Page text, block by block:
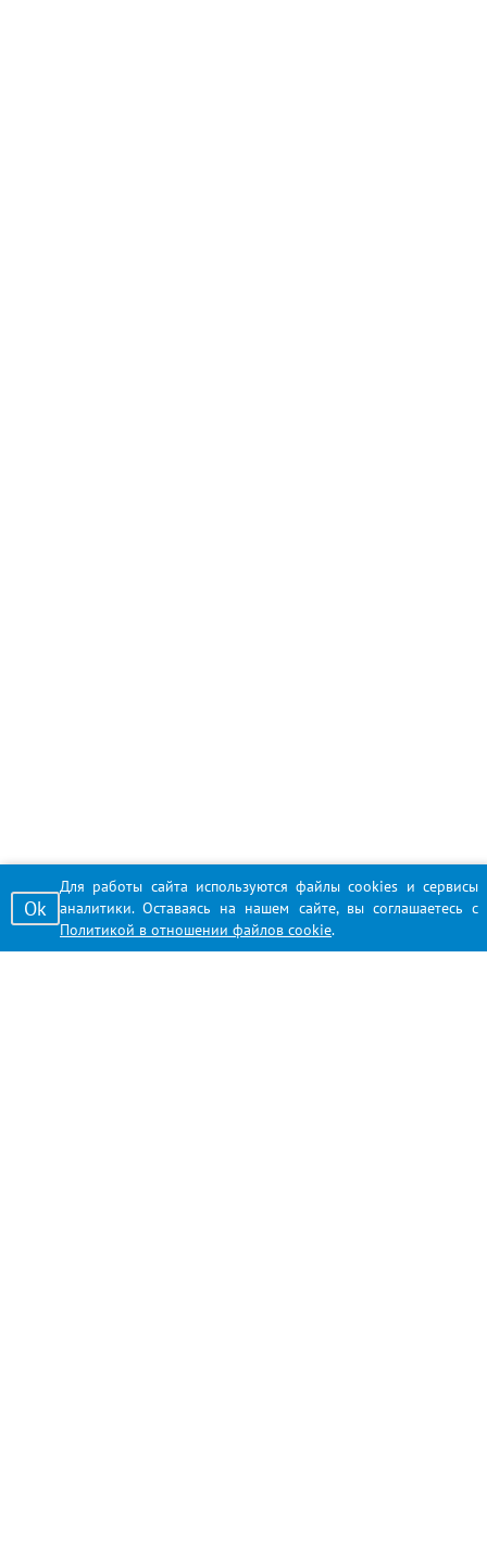
Для работы сайта используются файлы cookies и сервисы
аналитики. Оставаясь на нашем сайте, вы соглашаетесь с
Политикой в отношении файлов cookie.
Ok